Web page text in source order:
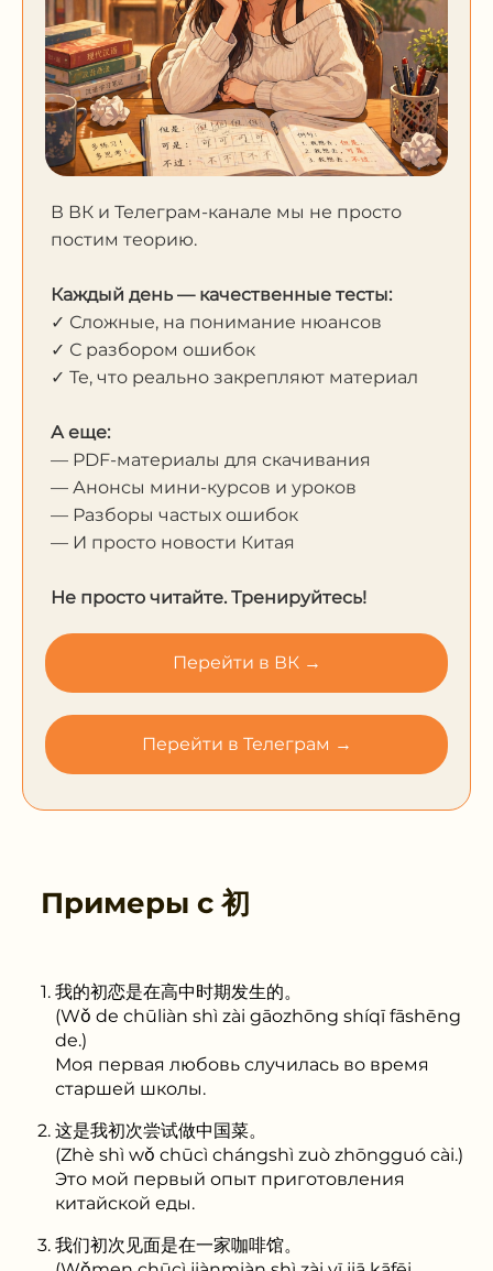
В ВК и Телеграм-канале мы не просто
постим теорию.
Каждый день — качественные тесты:
✓ Сложные, на понимание нюансов
✓ С разбором ошибок
✓ Те, что реально закрепляют материал
А еще:
— PDF-материалы для скачивания
— Анонсы мини-курсов и уроков
— Разборы частых ошибок
— И просто новости Китая
Не просто читайте. Тренируйтесь!
Перейти в ВК →
Перейти в Телеграм →
Примеры с初
我的初恋是在高中时期发生的。
(Wǒ de chūliàn shì zài gāozhōng shíqī fāshēng
de.)
Моя первая любовь случилась во время
старшей школы.
这是我初次尝试做中国菜。
(Zhè shì wǒ chūcì chángshì zuò zhōngguó cài.)
Это мой первый опыт приготовления
китайской еды.
我们初次见面是在一家咖啡馆。